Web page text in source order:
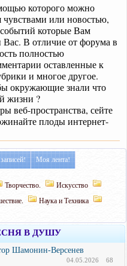
которого можно
или новостью,
которые Вам
Вас. В отличие от форума в
полностью
оставленные к
и многое другое.
окружающие знали что
жизни ?
веб-пространства, сейте
плоды интернет-
Моя лента!
Творчество.
Искусство
Наука и Техника
В ДУШУ
Шамонин-Версенев
04.05.2026 68